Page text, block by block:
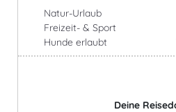
Natur-Urlaub
Freizeit- & Sport
Hunde erlaubt
Deine